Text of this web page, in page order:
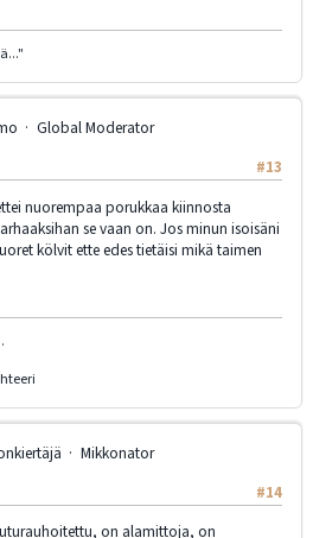
Global Moderator
#13
nuorempaa porukkaa kiinnosta
se vaan on. Jos minun isoisäni
kölvit ette edes tietäisi mikä taimen
Mikkonator
#14
on alamittoja, on